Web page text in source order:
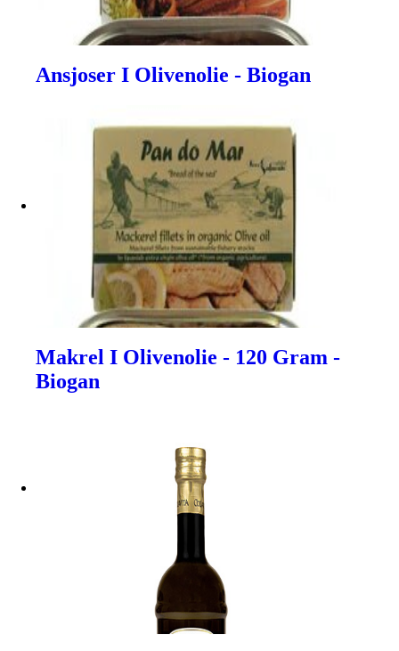
Ansjoser I Olivenolie - Biogan
Makrel I Olivenolie - 120 Gram -
Biogan